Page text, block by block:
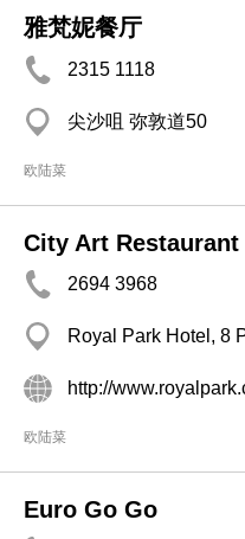
雅梵妮餐厅
2315 1118
尖沙咀 弥敦道50
欧陆菜
City Art Restaurant
2694 3968
Royal Park Hotel, 8
http://
欧陆菜
Euro Go Go